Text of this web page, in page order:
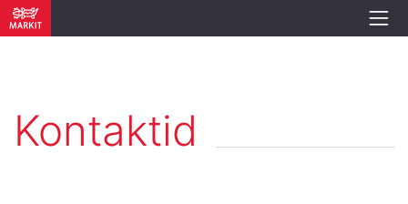
Kontaktid